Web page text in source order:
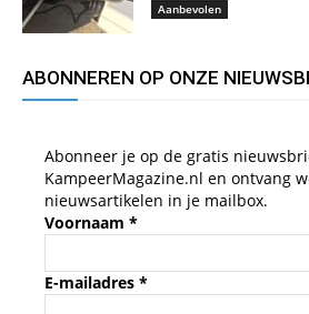
Aanbevolen
ABONNEREN OP ONZE
Abonneer je op de gratis
KampeerMagazine.nl en ontvang
nieuwsartikelen in je mailbox.
Voornaam *
E-mailadres *